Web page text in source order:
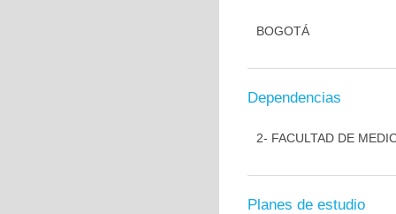
BOGOTÁ
Dependencias
2- FACULTAD DE
Planes de estudio